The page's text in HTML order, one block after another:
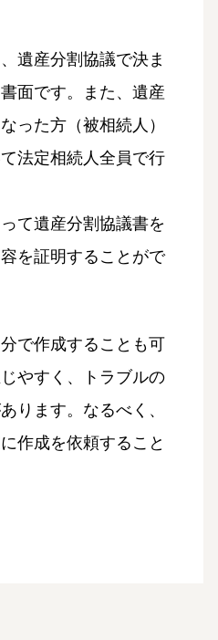
遺産分割協議で決ま
面です。また、遺産
った方（被相続人）
法定相続人全員で行
て遺産分割協議書を
を証明することがで
で作成することも可
やすく、トラブルの
ります。なるべく、
作成を依頼すること